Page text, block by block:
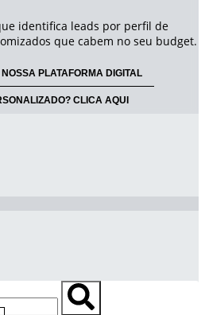
identifica leads por perfil de
que cabem no seu budget.
PLATAFORMA DIGITAL
CLICA AQUI